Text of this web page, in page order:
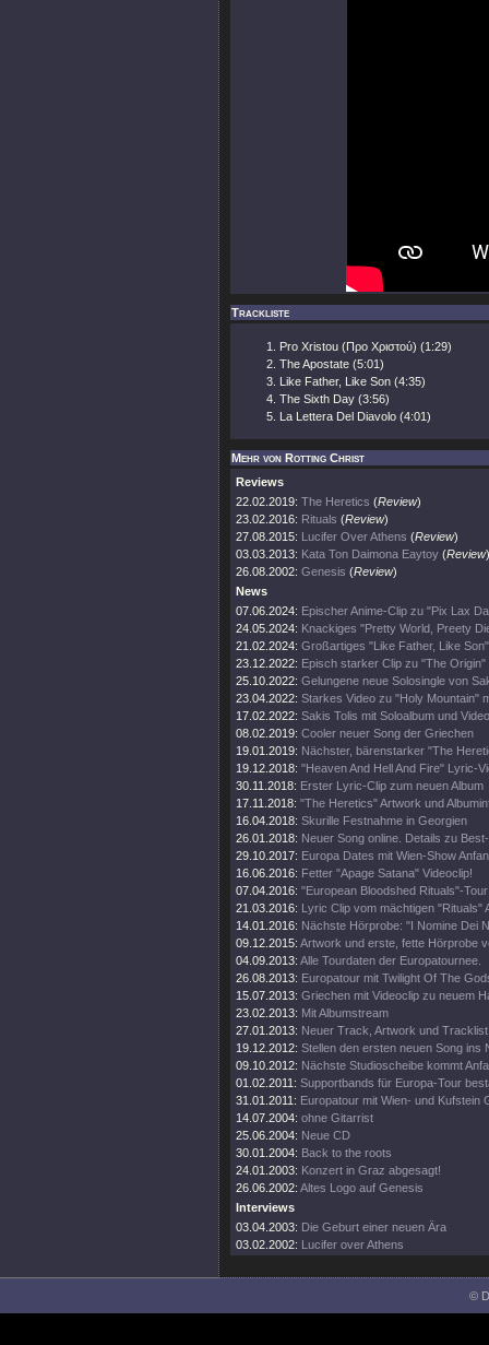
Trackliste
Pro Xristou (Προ Χριστού) (1:29)
The Apostate (5:01)
Like Father, Like Son (4:35)
The Sixth Day (3:56)
La Lettera Del Diavolo (4:01)
Mehr von Rotting Christ
Reviews
22.02.2019: The Heretics (Review)
23.02.2016: Rituals (Review)
27.08.2015: Lucifer Over Athens (Review)
03.03.2013: Kata Ton Daimona Eaytoy (Review)
26.08.2002: Genesis (Review)
News
07.06.2024: Epischer Anime-Clip zu "Pix Lax
24.05.2024: Knackiges "Pretty World, Preety
21.02.2024: Großartiges "Like Father, Like
23.12.2022: Episch starker Clip zu "The Origin"
25.10.2022: Gelungene neue Solosingle von
23.04.2022: Starkes Video zu "Holy Mountain"
17.02.2022: Sakis Tolis mit Soloalbum und Video
08.02.2019: Cooler neuer Song der Griechen
19.01.2019: Nächster, bärenstarker "The
19.12.2018: "Heaven And Hell And Fire" Lyric-
30.11.2018: Erster Lyric-Clip zum neuen Album
17.11.2018: "The Heretics" Artwork und
16.04.2018: Skurille Festnahme in Georgien
26.01.2018: Neuer Song online. Details zu
29.10.2017: Europa Dates mit Wien-Show
16.06.2016: Fetter "Apage Satana" Videoclip!
07.04.2016: "European Bloodshed Rituals"-
21.03.2016: Lyric Clip vom mächtigen "Rituals"
14.01.2016: Nächste Hörprobe: "I Nomine Dei
09.12.2015: Artwork und erste, fette Hörprobe
04.09.2013: Alle Tourdaten der Europatournee.
26.08.2013: Europatour mit Twilight Of The
15.07.2013: Griechen mit Videoclip zu neuem
23.02.2013: Mit Albumstream
27.01.2013: Neuer Track, Artwork und
19.12.2012: Stellen den ersten neuen Song ins
09.10.2012: Nächste Studioscheibe kommt
01.02.2011: Supportbands für Europa-Tour
31.01.2011: Europatour mit Wien- und Kufstein
14.07.2004: ohne Gitarrist
25.06.2004: Neue CD
30.01.2004: Back to the roots
24.01.2003: Konzert in Graz abgesagt!
26.06.2002: Altes Logo auf Genesis
Interviews
03.04.2003: Die Geburt einer neuen Ära
03.02.2002: Lucifer over Athens
©